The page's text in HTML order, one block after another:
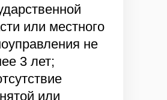
или местного
не
3 лет;
или